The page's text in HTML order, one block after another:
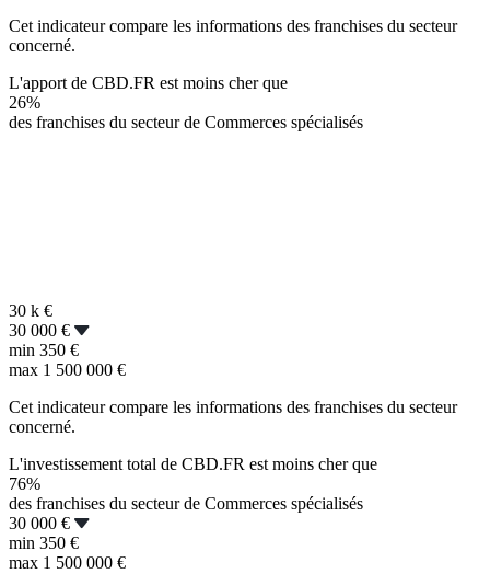
Cet indicateur compare les informations des franchises du secteur
concerné.
L'apport de CBD.FR est moins cher que
26%
des franchises du secteur de Commerces spécialisés
30 k €
30 000 €
min 350 €
max 1 500 000 €
Cet indicateur compare les informations des franchises du secteur
concerné.
L'investissement total de CBD.FR est moins cher que
76%
des franchises du secteur de Commerces spécialisés
30 000 €
min 350 €
max 1 500 000 €